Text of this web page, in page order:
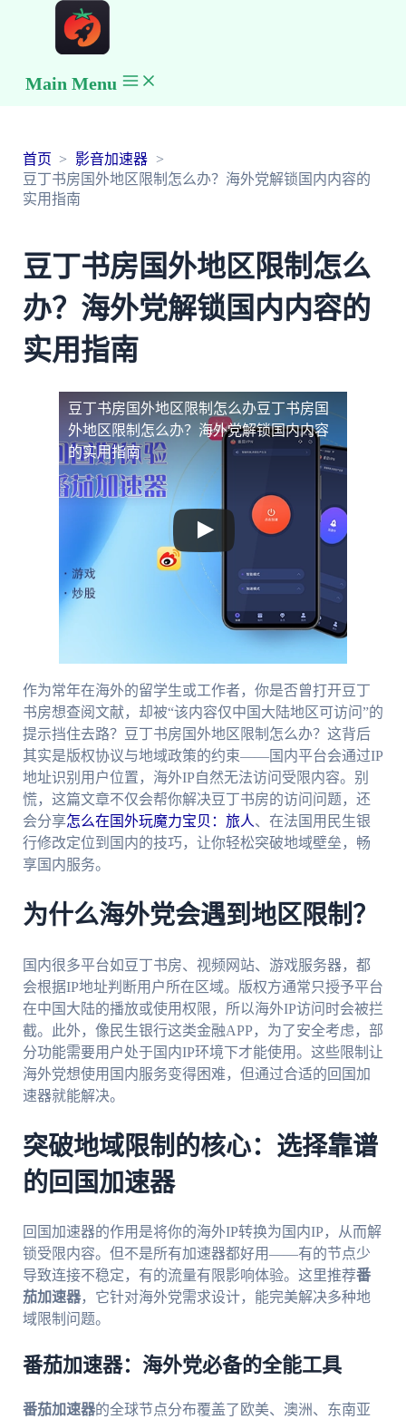
Main Menu
首页
影音加速器
豆丁书房国外地区限制怎么办？海外党解锁国内内容的
实用指南
豆丁书房国外地区限制怎么
办？海外党解锁国内内容的
实用指南
豆丁书房国外地区限制怎么办豆丁书房国
外地区限制怎么办？海外党解锁国内内容
的实用指南
作为常年在海外的留学生或工作者，你是否曾打开豆丁
书房想查阅文献，却被“该内容仅中国大陆地区可访问”的
提示挡住去路？豆丁书房国外地区限制怎么办？这背后
其实是版权协议与地域政策的约束——国内平台会通过IP
地址识别用户位置，海外IP自然无法访问受限内容。别
慌，这篇文章不仅会帮你解决豆丁书房的访问问题，还
会分享怎么在国外玩魔力宝贝：旅人、在法国用民生银
行修改定位到国内的技巧，让你轻松突破地域壁垒，畅
享国内服务。
为什么海外党会遇到地区限制？
国内很多平台如豆丁书房、视频网站、游戏服务器，都
会根据IP地址判断用户所在区域。版权方通常只授予平台
在中国大陆的播放或使用权限，所以海外IP访问时会被拦
截。此外，像民生银行这类金融APP，为了安全考虑，部
分功能需要用户处于国内IP环境下才能使用。这些限制让
海外党想使用国内服务变得困难，但通过合适的回国加
速器就能解决。
突破地域限制的核心：选择靠谱
的回国加速器
回国加速器的作用是将你的海外IP转换为国内IP，从而解
锁受限内容。但不是所有加速器都好用——有的节点少
导致连接不稳定，有的流量有限影响体验。这里推荐番
茄加速器，它针对海外党需求设计，能完美解决多种地
域限制问题。
番茄加速器：海外党必备的全能工具
番茄加速器的全球节点分布覆盖了欧美、澳洲、东南亚